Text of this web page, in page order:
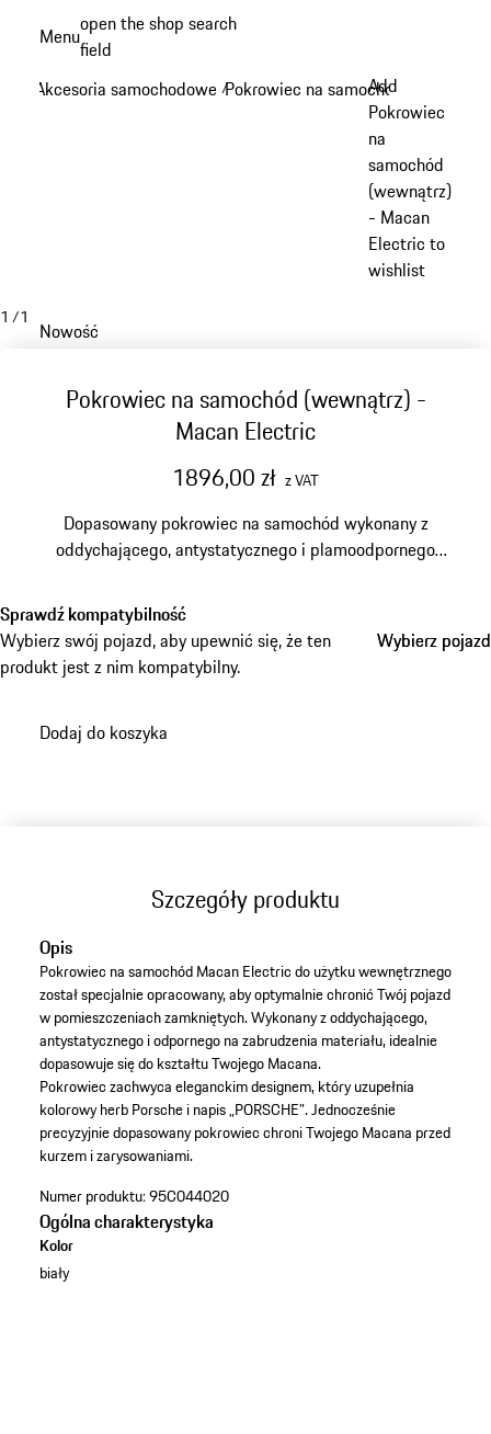
zawartości
Menuopen the shop search
field
Akcesoria samochodowe /Pokrowiec na samochód
Add
Pokrowiec
na
samochód
(wewnątrz)
- Macan
Electric to
wishlist
1 /1
Nowość
Pokrowiec na samochód (wewnątrz) -
Macan Electric
1896,00 zł z VAT
Dopasowany pokrowiec na samochód wykonany z
oddychającego, antystatycznego i plamoodpornego
napisem „PORSCHE”.
Sprawdź kompatybilność
Wybierz swój pojazd, aby upewnić się, że ten
produkt jest z nim kompatybilny.
Wybierz pojazd
Wybierz pojazd
Dodaj do koszyka
Szczegóły produktu
Opis
Pokrowiec na samochód Macan Electric do użytku wewnętrznego
został specjalnie opracowany, aby optymalnie chronić Twój pojazd
w pomieszczeniach zamkniętych. Wykonany z oddychającego,
antystatycznego i odpornego na zabrudzenia materiału, idealnie
dopasowuje się do kształtu Twojego Macana.
Pokrowiec zachwyca eleganckim designem, który uzupełnia
kolorowy herb Porsche i napis „PORSCHE”. Jednocześnie
precyzyjnie dopasowany pokrowiec chroni Twojego Macana przed
kurzem i zarysowaniami.
Numer produktu:95C044020
Ogólna charakterystyka
Kolor
biały